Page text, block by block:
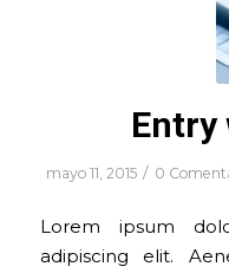
Entry
mayo 11, 2015 / 0
Lorem ipsum
adipiscing elit.